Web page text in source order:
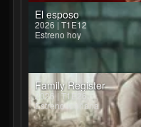
El esposo
2026 | T1E12
Estreno hoy
Family Register
2026 | T1E26
Estreno mañana